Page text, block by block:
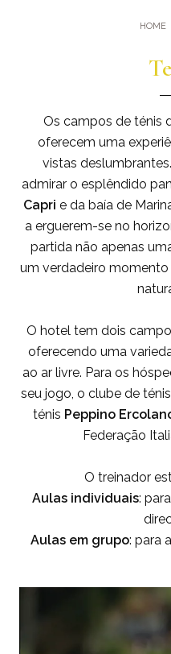
Sauna e banho turco
Onde estamos
Eventos e
Casamentos em
Leaders Club
Blog
HOME
Os campos de ténis
oferecem uma
vistas
admirar o esplêndido
Capri e da baía de
a erguerem-se no
partida não apenas
um verdadeiro
O hotel tem dois
oferecendo uma
ao ar livre. Para os
seu jogo, o clube de
ténis Peppino
Federação
O treinador
Aulas individuais:
Aulas em grupo: para